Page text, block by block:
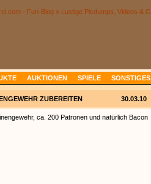
AUKTIONEN SPIELE SONSTIGES
30.03.10
ZUBEREITEN
ca. 200 Patronen und natürlich Bacon